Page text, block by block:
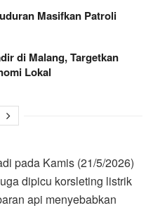
Masifkan Patroli
di Malang, Targetkan
Lokal
pada Kamis (21/5/2026)
dipicu korsleting listrik
api menyebabkan